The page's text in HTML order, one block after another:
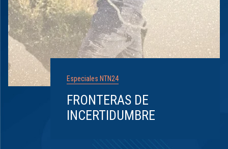
Especiales NTN24
FRONTERAS DE
INCERTIDUMBRE